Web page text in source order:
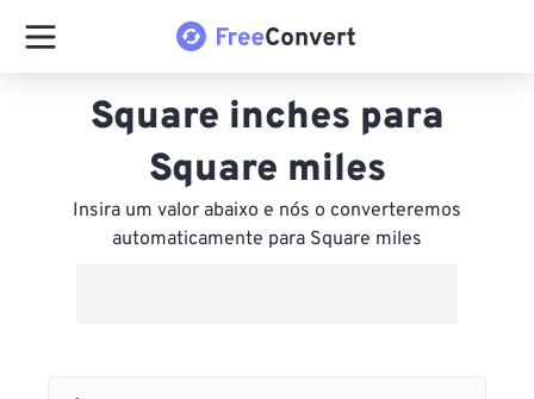
Square inches para
Square miles
Insira um valor abaixo e nós o converteremos
automaticamente para Square miles